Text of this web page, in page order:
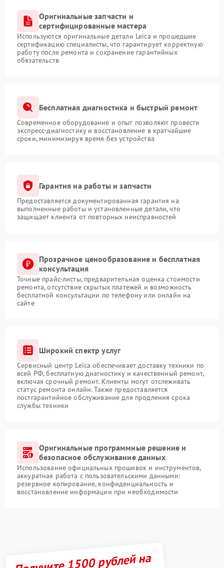
Оригинальные запчасти и
сертифицированные мастера
Используются оригинальные детали Leica и прошедшие
сертификацию специалисты, что гарантирует корректную
работу после ремонта и сохранение гарантийных
обязательств
Бесплатная диагностика и быстрый ремонт
Современное оборудование и опыт позволяют провести
экспресс-диагностику и восстановление в кратчайшие
сроки, минимизируя время без устройства
Гарантия на работы и запчасти
Предоставляется документированная гарантия на
выполненные работы и установленные детали, что
защищает клиента от повторных неисправностей
Прозрачное ценообразование и бесплатная
консультация
Точные прайс-листы, предварительная оценка стоимости
ремонта, отсутствие скрытых платежей и возможность
бесплатной консультации по телефону или онлайн на
сайте
Широкий спектр услуг
Сервисный центр Leica обеспечивает доставку техники по
всей РФ, бесплатную диагностику и качественный ремонт,
включая срочный ремонт. Клиенты могут отслеживать
статус ремонта онлайн. Также предоставляется
постгарантийное обслуживание для продления срока
службы техники
Оригинальные программные решение и
безопасное обслуживание данных
Использование официальных прошивок и инструментов,
аккуратная работа с пользовательскими данными:
резервное копирование, конфиденциальность и
восстановление информации при необходимости